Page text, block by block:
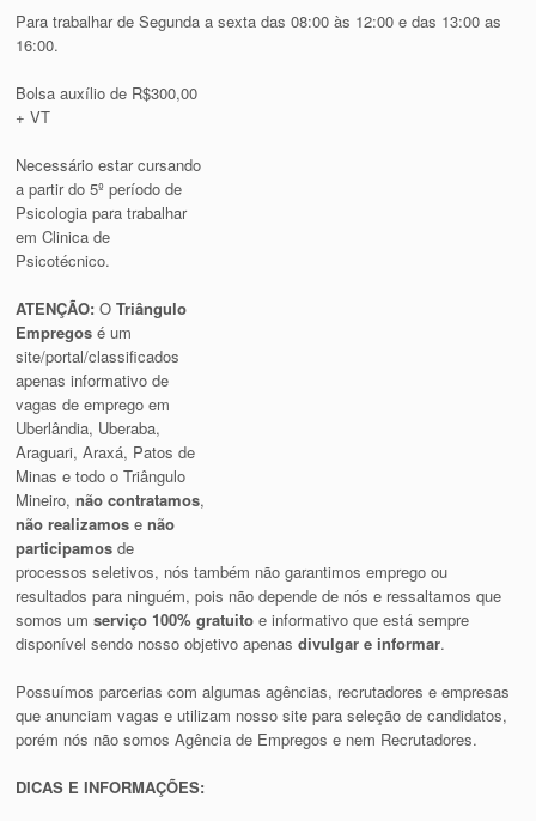
Para trabalhar de Segunda a sexta das 08:00 às 12:00 e das 13:00 as
16:00.
Bolsa auxílio de R$300,00
+ VT
Necessário estar cursando
a partir do 5º período de
Psicologia para trabalhar
em Clinica de
Psicotécnico.
ATENÇÃO: OTriângulo
Empregos é um
site/portal/classificados
apenas informativo de
vagas de emprego em
Uberlândia, Uberaba,
Araguari, Araxá, Patos de
Minas e todo o Triângulo
Mineiro,não contratamos,
não realizamos enão
participamos de
processos seletivos, nós também não garantimos emprego ou
resultados para ninguém, pois não depende de nós e ressaltamos que
somos umserviço 100% gratuito e informativo que está sempre
disponível sendo nosso objetivo apenasdivulgar e informar.
Possuímos parcerias com algumas agências, recrutadores e empresas
que anunciam vagas e utilizam nosso site para seleção de candidatos,
porém nós não somos Agência de Empregos e nem Recrutadores.
DICAS E INFORMAÇÕES: